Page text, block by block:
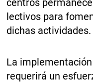
centros
lectivos para
dichas actividades.
La
requerirá un